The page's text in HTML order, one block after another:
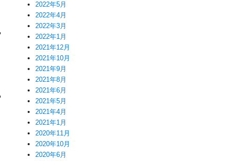
2022年5月
2022年4月
2022年3月
2022年1月
2021年12月
2021年10月
2021年9月
2021年8月
2021年6月
2021年5月
2021年4月
2021年1月
2020年11月
2020年10月
2020年6月